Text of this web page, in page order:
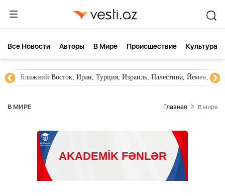
Все Новости Aвторы В Мире Происшествие Культура
Ближний Восток, Иран, Турция, Израиль, Палестина, Йемен,
В МИРЕ Главная В мире